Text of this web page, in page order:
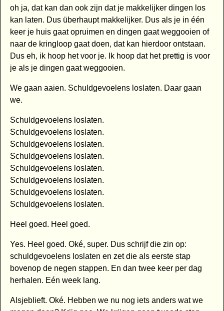
oh ja, dat kan dan ook zijn dat je makkelijker dingen los
kan laten. Dus überhaupt makkelijker. Dus als je in één
keer je huis gaat opruimen en dingen gaat weggooien of
naar de kringloop gaat doen, dat kan hierdoor ontstaan.
Dus eh, ik hoop het voor je. Ik hoop dat het prettig is voor
je als je dingen gaat weggooien.
We gaan aaien. Schuldgevoelens loslaten. Daar gaan
we.
Schuldgevoelens loslaten.
Schuldgevoelens loslaten.
Schuldgevoelens loslaten.
Schuldgevoelens loslaten.
Schuldgevoelens loslaten.
Schuldgevoelens loslaten.
Schuldgevoelens loslaten.
Schuldgevoelens loslaten.
Heel goed. Heel goed.
Yes. Heel goed. Oké, super. Dus schrijf die zin op:
schuldgevoelens loslaten en zet die als eerste stap
bovenop de negen stappen. En dan twee keer per dag
herhalen. Eén week lang.
Alsjeblieft. Oké. Hebben we nu nog iets anders wat we